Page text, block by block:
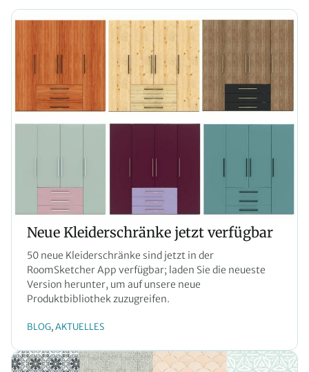
Neue Kleiderschränke jetzt verfügbar
50 neue Kleiderschränke sind jetzt in der
RoomSketcher App verfügbar; laden Sie die neueste
Version herunter, um auf unsere neue
Produktbibliothek zuzugreifen.
BLOG, AKTUELLES